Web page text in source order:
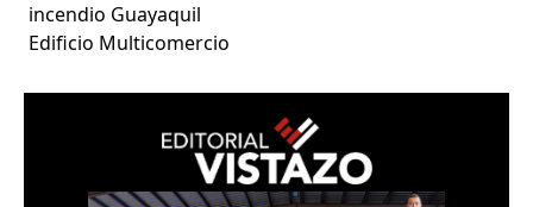
incendio Guayaquil
Edificio Multicomercio